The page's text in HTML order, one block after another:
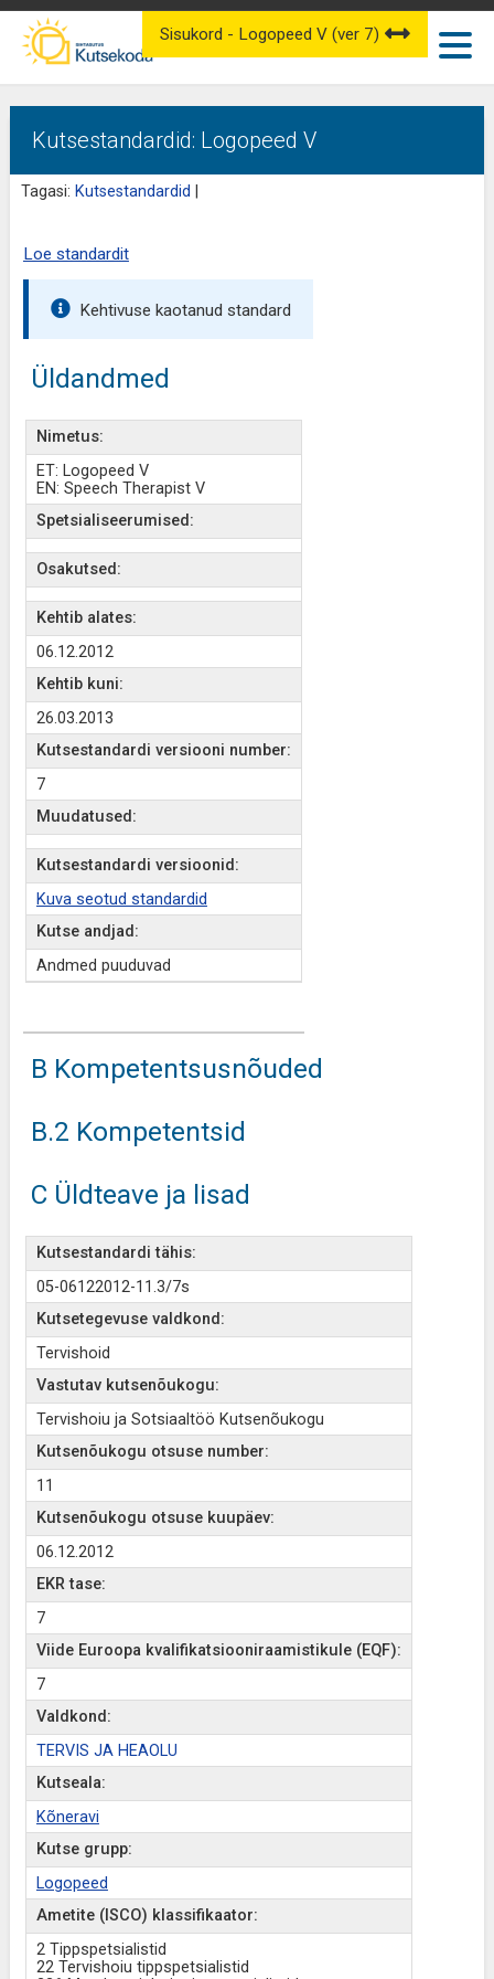
Kutsestandardid: Logopeed V
Tagasi: Kutsestandardid
Sisukord - Logopeed V (ver 7)
Loe standardit
Kehtivuse kaotanud standard
Üldandmed
Nimetus:
ET: Logopeed V
EN: Speech Therapist V
Spetsialiseerumised:
Osakutsed:
Kehtib alates:
06.12.2012
Kehtib kuni:
26.03.2013
Kutsestandardi versiooni number:
7
Muudatused:
Kutsestandardi versioonid:
Kuva seotud standardid
Kutse andjad:
Andmed puuduvad
B Kompetentsusnõuded
B.2 Kompetentsid
C Üldteave ja lisad
Kutsestandardi tähis:
05-06122012-11.3/7s
Kutsetegevuse valdkond:
Tervishoid
Vastutav kutsenõukogu:
Tervishoiu ja Sotsiaaltöö Kutsenõukogu
Kutsenõukogu otsuse number:
11
Kutsenõukogu otsuse kuupäev:
06.12.2012
EKR tase:
7
Viide Euroopa kvalifikatsiooniraamistikule (EQF):
7
Valdkond:
TERVIS JA HEAOLU
Kutseala:
Kõneravi
Kutse grupp:
Logopeed
Ametite (ISCO) klassifikaator:
2 Tippspetsialistid
22 Tervishoiu tippspetsialistid